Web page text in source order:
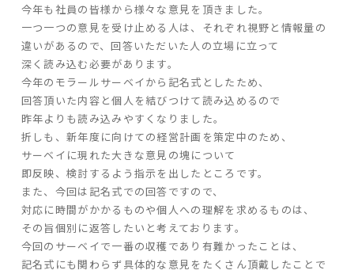
- 空間デザイン
- 内観デザイン
- 生活デザイン
- 外構デザイン
性能
- 高断熱性能
- 高耐震性能
- 高耐久性能
- 保証
家づくりの流れ
今年も社員の皆様から様々な意見を頂きました。
一つ一つの意見を受け止める人は、それぞれ視野と情報量の
違いがあるので、回答いただいた人の立場に立って
深く読み込む必要があります。
今年のモラールサーベイから記名式としたため、
回答頂いた内容と個人を結びつけて読み込めるので
昨年よりも読み込みやすくなりました。
折しも、新年度に向けての経営計画を策定中のため、
サーベイに現れた大きな意見の塊について
即反映、検討するよう指示を出したところです。
また、今回は記名式での回答ですので、
対応に時間がかかるものや個人への理解を求めるものは、
その旨個別に返答したいと考えております。
今回のサーベイで一番の収穫であり有難かったことは、
記名式にも関わらず具体的な意見をたくさん頂戴したことで